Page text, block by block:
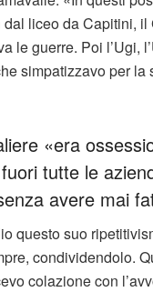
liceo da Capitini,
le guerre. Poi l’Ugi,
simpatizzavo per
«era
tutte le
avere mai
questo suo
condividendolo.
colazione con